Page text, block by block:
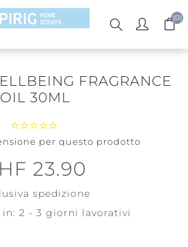
(0)
FRAGRANCE
OIL 30ML
per questo prodotto
23.90
spedizione
2 - 3 giorni lavorativi